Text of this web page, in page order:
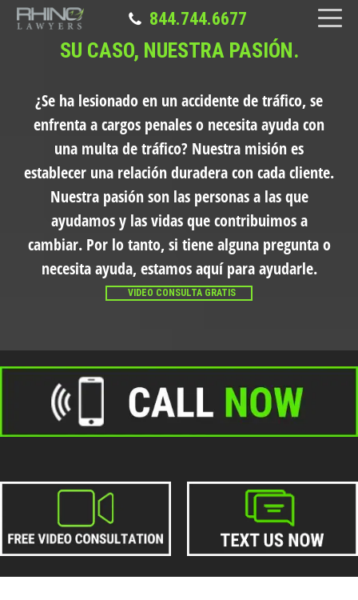
844.744.6677
SU CASO, NUESTRA PASIÓN.
¿Se ha lesionado en un accidente de tráfico, se
enfrenta a cargos penales o necesita ayuda con
una multa de tráfico? Nuestra misión es
establecer una relación duradera con cada cliente.
Nuestra pasión son las personas a las que
ayudamos y las vidas que contribuimos a
cambiar. Por lo tanto, si tiene alguna pregunta o
necesita ayuda, estamos aquí para ayudarle.
VIDEO CONSULTA GRATIS